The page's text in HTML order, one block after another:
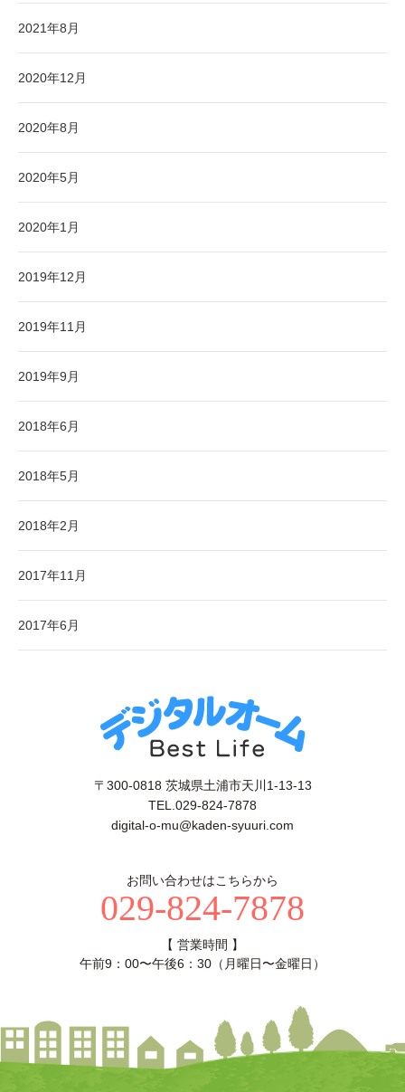
2021年8月
2020年12月
2020年8月
2020年5月
2020年1月
2019年12月
2019年11月
2019年9月
2018年6月
2018年5月
2018年2月
2017年11月
2017年6月
〒300-0818 茨城県土浦市天川1-13-13
TEL.029-824-7878
digital-o-mu@kaden-syuuri.com
お問い合わせはこちらから
029-824-7878
【 営業時間 】
午前9：00〜午後6：30（月曜日〜金曜日）